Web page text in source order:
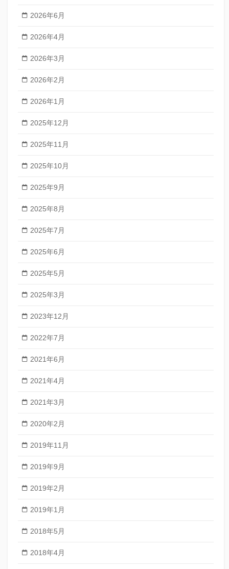
2026年6月
2026年4月
2026年3月
2026年2月
2026年1月
2025年12月
2025年11月
2025年10月
2025年9月
2025年8月
2025年7月
2025年6月
2025年5月
2025年3月
2023年12月
2022年7月
2021年6月
2021年4月
2021年3月
2020年2月
2019年11月
2019年9月
2019年2月
2019年1月
2018年5月
2018年4月